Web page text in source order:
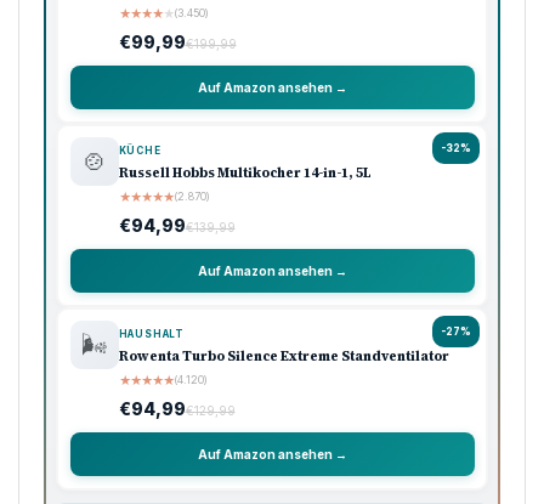
★★★★★(3.450)
€99,99€199,99
Auf Amazon ansehen →
-32%
🍲 KÜCHE
Russell Hobbs Multikocher 14-in-1, 5L
★★★★★(2.870)
€94,99€139,99
Auf Amazon ansehen →
-27%
🌬️ HAUSHALT
Rowenta Turbo Silence Extreme Standventilator
★★★★★(4.120)
€94,99€129,99
Auf Amazon ansehen →